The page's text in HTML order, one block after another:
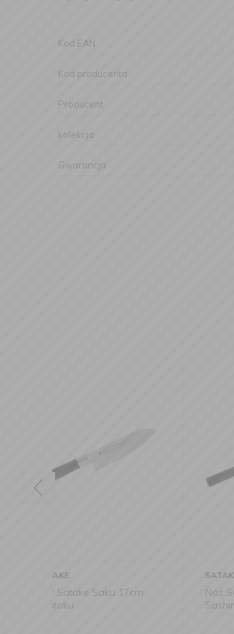
Kod EAN
Kod producenta
Producent
kolekcja
Gwarancja
Nóż Satake Saku 21cm